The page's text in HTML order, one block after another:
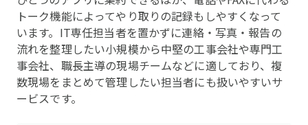
トーク機能によってやり取りの記録もしやすくなって
います。IT専任担当者を置かずに連絡・写真・報告の
流れを整理したい小規模から中堅の工事会社や専門工
事会社、職長主導の現場チームなどに適しており、複
数現場をまとめて管理したい担当者にも扱いやすいサ
ービスです。